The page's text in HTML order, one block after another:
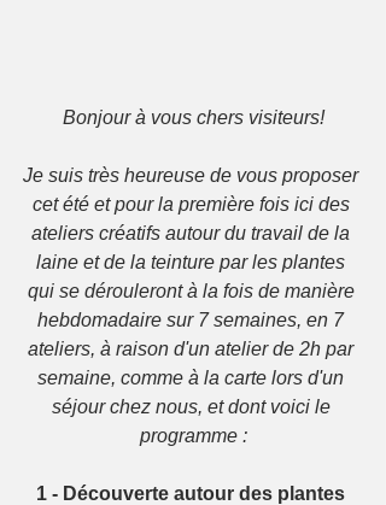
Bonjour à vous chers visiteurs!
Je suis très heureuse de vous proposer
cet été et pour la première fois ici des
ateliers créatifs autour du travail de la
laine et de la teinture par les plantes
qui se dérouleront à la fois de manière
hebdomadaire sur 7 semaines, en 7
ateliers, à raison d'un atelier de 2h par
semaine, comme à la carte lors d'un
séjour chez nous, et dont voici le
programme :
1 - Découverte autour des plantes